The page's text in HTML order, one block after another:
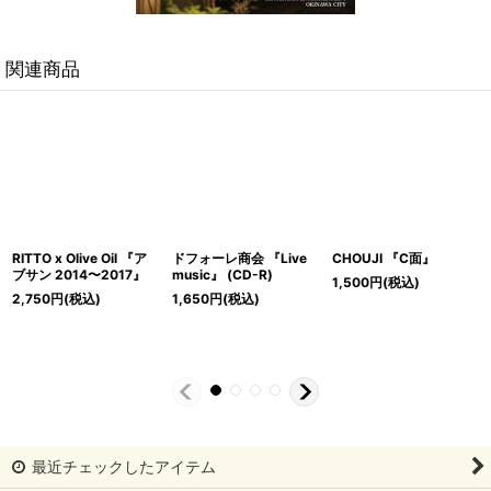
関連商品
RITTO x Olive Oil 『ア
ブサン 2014〜2017』
2,750円(税込)
ドフォーレ商会 『Live
music』 (CD-R)
1,650円(税込)
CHOUJI 『C面』
1,500円(税込)
最近チェックしたアイテム